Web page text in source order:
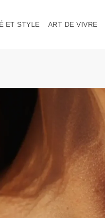
ET STYLE ART DE VIVRE